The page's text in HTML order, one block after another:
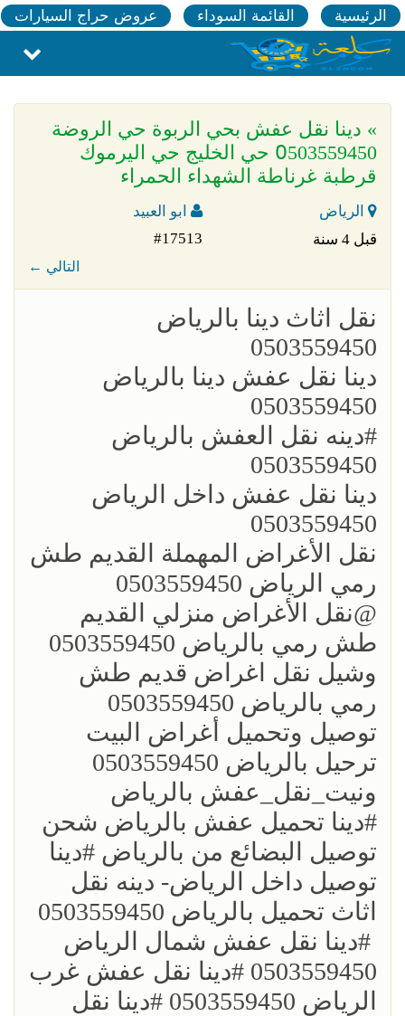
الرئيسية القائمة السوداء عروض حراج السيارات
» دينا نقل عفش بحي الربوة حي الروضة
0َ503559450 حي الخليج حي اليرموك
قرطبة غرناطة الشهداء الحمراء
الرياض
ابو العبيد
قبل 4 سنة
#17513
← التالي
؜نقل اثاث دينا بالرياض
0503559450
؜دينا نقل عفش دينا بالرياض
0503559450
؜؜#دينه نقل العفش بالرياض
0503559450
؜دينا نقل عفش داخل الرياض
0503559450
؜نقل الأغراض المهملة القديم طش
رمي الرياض 0503559450
؜؜@نقل الأغراض منزلي القديم
طش رمي بالرياض 0503559450
؜وشيل نقل اغراض قديم طش
رمي بالرياض 0503559450
؜توصيل وتحميل أغراض البيت
ترحيل بالرياض 0503559450
ونيت_نقل_عفش بالرياض
؜؜#دينا تحميل عفش بالرياض شحن
توصيل البضائع من بالرياض ؜#دينا
توصيل داخل الرياض- دينه نقل
اثاث تحميل بالرياض 0503559450
؜ ؜#دينا نقل عفش شمال الرياض
0503559450 ؜#دينا نقل عفش غرب
الرياض 0503559450 ؜#دينا نقل